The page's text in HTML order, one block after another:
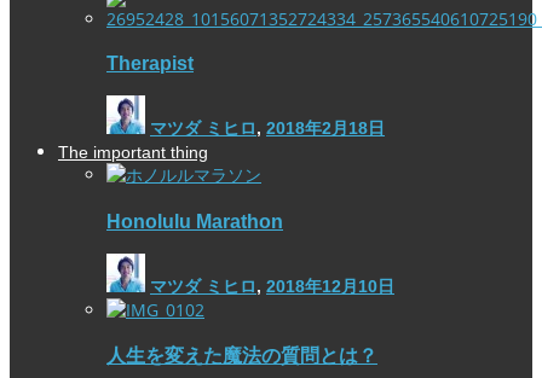
Therapist
マツダ ミヒロ, 2018年2月18日
The important thing
Honolulu Marathon
マツダ ミヒロ, 2018年12月10日
人生を変えた魔法の質問とは？